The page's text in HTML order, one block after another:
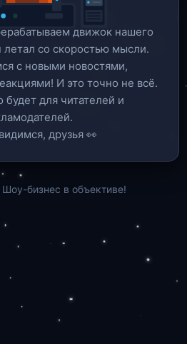
движок нашего
летал со скоростью мысли.
c новыми новостями,
И это точно не всё.
будет для читателей и
друзья 👀
Шоу-бизнес в объективе!